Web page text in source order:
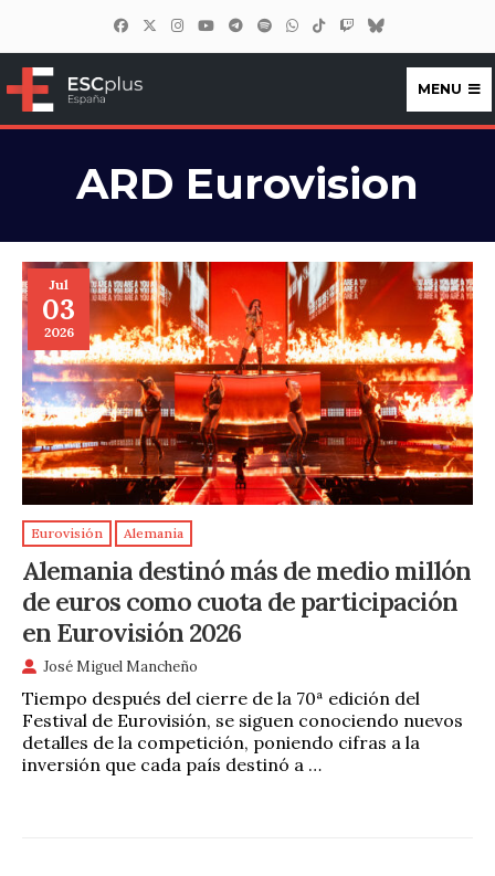
ESCplus España
MENU
ARD Eurovision
Jul
03
2026
Eurovisión Alemania
Alemania destinó más de medio millón
de euros como cuota de participación
en Eurovisión 2026
José Miguel Mancheño
Tiempo después del cierre de la 70ª edición del
Festival de Eurovisión, se siguen conociendo nuevos
detalles de la competición, poniendo cifras a la
inversión que cada país destinó a …